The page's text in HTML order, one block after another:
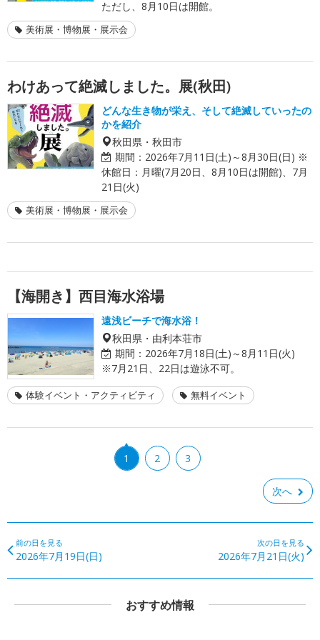
ただし、8月10日は開館。
美術展・博物展・展示会
わけあって絶滅しました。展(秋田)
どんな生き物が栄え、そして絶滅していったの
かを紹介
秋田県・秋田市
期間： 2026年7月11日(土)～8月30日(日) ※
休館日：月曜(7月20日、8月10日は開館)、7月
21日(火)
美術展・博物展・展示会
【海開き】西目海水浴場
遠浅ビーチで海水浴！
秋田県・由利本荘市
期間： 2026年7月18日(土)～8月11日(火)
※7月21日、22日は遊泳不可。
体験イベント・アクティビティ 無料イベント
1 2 3
次へ
前の日を見る
2026年7月19日(日)
次の日を見る
2026年7月21日(火)
おすすめ情報